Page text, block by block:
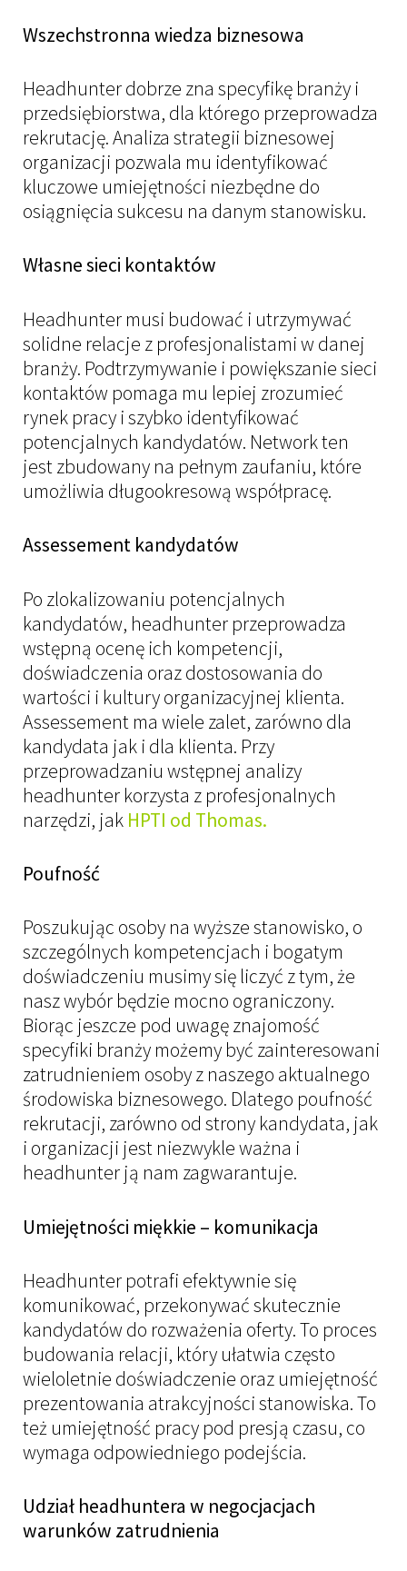
Wszechstronna wiedza biznesowa
Headhunter dobrze zna specyfikę branży i
przedsiębiorstwa, dla którego przeprowadza
rekrutację. Analiza strategii biznesowej
organizacji pozwala mu identyfikować
kluczowe umiejętności niezbędne do
osiągnięcia sukcesu na danym stanowisku.
Własne sieci kontaktów
Headhunter musi budować i utrzymywać
solidne relacje z profesjonalistami w danej
branży. Podtrzymywanie i powiększanie sieci
kontaktów pomaga mu lepiej zrozumieć
rynek pracy i szybko identyfikować
potencjalnych kandydatów. Network ten
jest zbudowany na pełnym zaufaniu, które
umożliwia długookresową współpracę.
Assessement kandydatów
Po zlokalizowaniu potencjalnych
kandydatów, headhunter przeprowadza
wstępną ocenę ich kompetencji,
doświadczenia oraz dostosowania do
wartości i kultury organizacyjnej klienta.
Assessement ma wiele zalet, zarówno dla
kandydata jak i dla klienta. Przy
przeprowadzaniu wstępnej analizy
headhunter korzysta z profesjonalnych
narzędzi, jak HPTI od Thomas.
Poufność
Poszukując osoby na wyższe stanowisko, o
szczególnych kompetencjach i bogatym
doświadczeniu musimy się liczyć z tym, że
nasz wybór będzie mocno ograniczony.
Biorąc jeszcze pod uwagę znajomość
specyfiki branży możemy być zainteresowani
zatrudnieniem osoby z naszego aktualnego
środowiska biznesowego. Dlatego poufność
rekrutacji, zarówno od strony kandydata, jak
i organizacji jest niezwykle ważna i
headhunter ją nam zagwarantuje.
Umiejętności miękkie – komunikacja
Headhunter potrafi efektywnie się
komunikować, przekonywać skutecznie
kandydatów do rozważenia oferty. To proces
budowania relacji, który ułatwia często
wieloletnie doświadczenie oraz umiejętność
prezentowania atrakcyjności stanowiska. To
też umiejętność pracy pod presją czasu, co
wymaga odpowiedniego podejścia.
Udział headhuntera w negocjacjach
warunków zatrudnienia